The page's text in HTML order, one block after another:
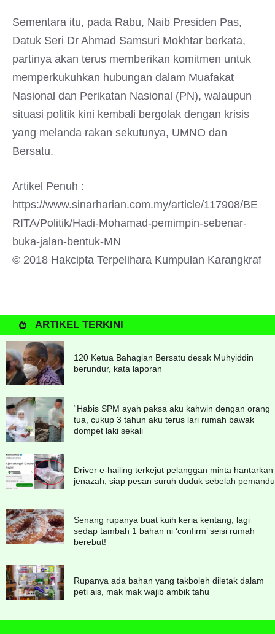
Sementara itu, pada Rabu, Naib Presiden Pas,
Datuk Seri Dr Ahmad Samsuri Mokhtar berkata,
partinya akan terus memberikan komitmen untuk
memperkukuhkan hubungan dalam Muafakat
Nasional dan Perikatan Nasional (PN), walaupun
situasi politik kini kembali bergolak dengan krisis
yang melanda rakan sekutunya, UMNO dan
Bersatu.
Artikel Penuh :
https://www.sinarharian.com.my/article/117908/BE
RITA/Politik/Hadi-Mohamad-pemimpin-sebenar-
buka-jalan-bentuk-MN
© 2018 Hakcipta Terpelihara Kumpulan Karangkraf
ARTIKEL TERKINI
120 Ketua Bahagian Bersatu desak Muhyiddin
berundur, kata laporan
“Habis SPM ayah paksa aku kahwin dengan orang
tua, cukup 3 tahun aku terus lari rumah bawak
dompet laki sekali”
Driver e-hailing terkejut pelanggan minta hantarkan
jenazah, siap pesan suruh duduk sebelah pemandu
Senang rupanya buat kuih keria kentang, lagi
sedap tambah 1 bahan ni ‘confirm’ seisi rumah
berebut!
Rupanya ada bahan yang takboleh diletak dalam
peti ais, mak mak wajib ambik tahu